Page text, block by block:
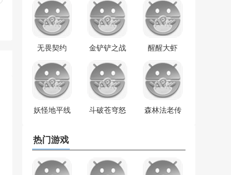
无畏契约 金铲铲之战 醒醒大虾
妖怪地平线
斗破苍穹怒
森林法老传
热门游戏